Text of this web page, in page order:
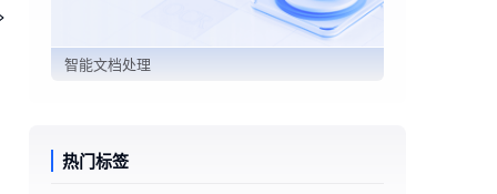
智能文档处理
热门标签